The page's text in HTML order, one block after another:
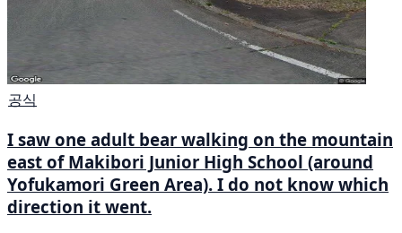
공식
I saw one adult bear walking on the mountain
east of Makibori Junior High School (around
Yofukamori Green Area). I do not know which
direction it went.